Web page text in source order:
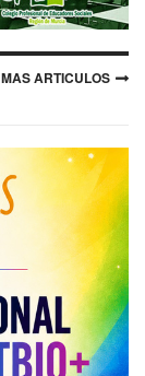
MAS ARTICULOS